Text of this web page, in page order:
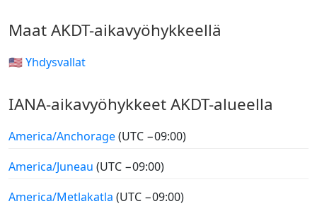
Maat AKDT-aikavyöhykkeellä
🇺🇸 Yhdysvallat
IANA-aikavyöhykkeet AKDT-alueella
America/Anchorage(UTC −09:00)
America/Juneau (UTC −09:00)
America/Metlakatla (UTC −09:00)